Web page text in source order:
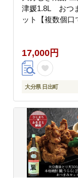
津媛1.8L おつ
ット【複数個口
17,000円
大分県 日出町